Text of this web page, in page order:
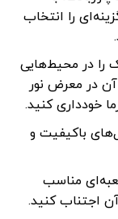
را انتخاب
را در محیط‌هایی
آن در معرض نور
خودداری کنید.
باکیفیت و
مناسب
اجتناب کنید.